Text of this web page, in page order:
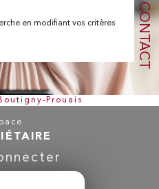
CONTACT
en modifiant vos critères
Prouais